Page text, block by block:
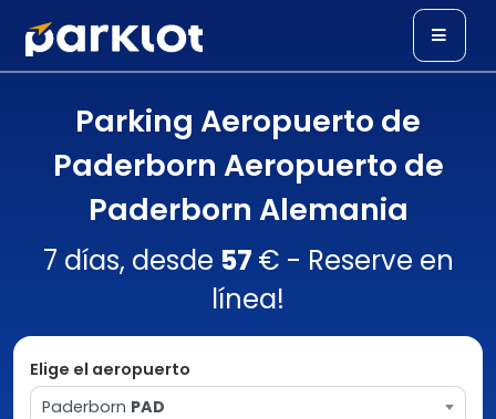
Parking Aeropuerto de
Paderborn Aeropuerto de
Paderborn Alemania
7 días, desde 57 € - Reserve en
línea!
Elige el aeropuerto
Paderborn PAD